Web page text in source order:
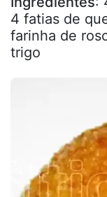
4 fatias de
farinha de
trigo